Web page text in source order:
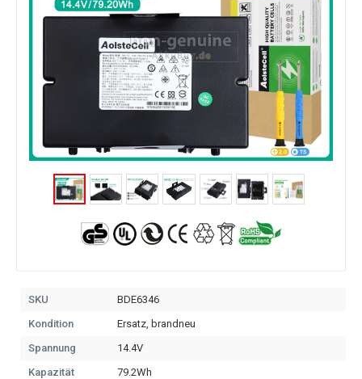
SKU
BDE6346
Kondition
Ersatz, brandneu
Spannung
14.4V
Kapazität
79.2Wh